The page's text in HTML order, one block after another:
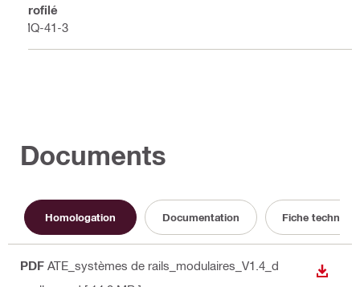
Profilé
MQ-41-3
Documents
Homologation Documentation Fiche technique
PDF ATE_systèmes de rails_modulaires_V1.4_d